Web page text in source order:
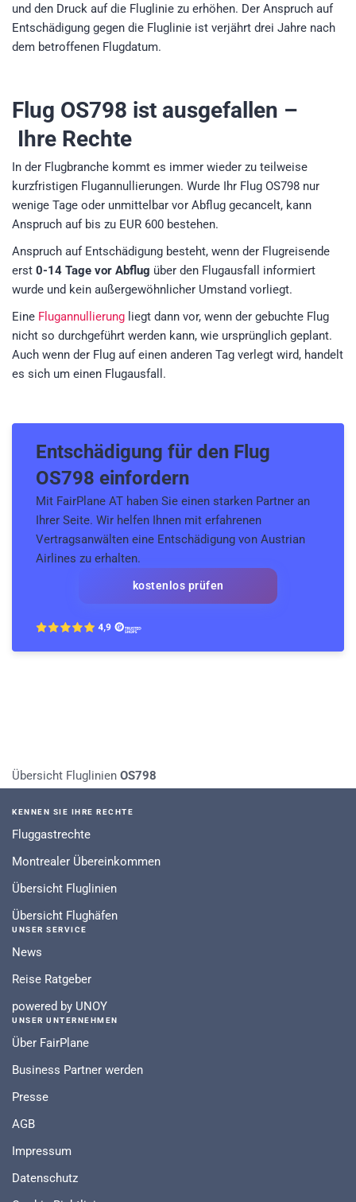
und den Druck auf die Fluglinie zu erhöhen. Der Anspruch auf
Entschädigung gegen die Fluglinie ist verjährt drei Jahre nach
dem betroffenen Flugdatum.
Flug OS798 ist ausgefallen –
Ihre Rechte
In der Flugbranche kommt es immer wieder zu teilweise
kurzfristigen Flugannullierungen. Wurde Ihr Flug OS798 nur
wenige Tage oder unmittelbar vor Abflug gecancelt, kann
Anspruch auf bis zu EUR 600 bestehen.
Anspruch auf Entschädigung besteht, wenn der Flugreisende
erst 0-14 Tage vor Abflug über den Flugausfall informiert
wurde und kein außergewöhnlicher Umstand vorliegt.
Eine Flugannullierung liegt dann vor, wenn der gebuchte Flug
nicht so durchgeführt werden kann, wie ursprünglich geplant.
Auch wenn der Flug auf einen anderen Tag verlegt wird, handelt
es sich um einen Flugausfall.
Entschädigung für den Flug
OS798 einfordern
Mit FairPlane AT haben Sie einen starken Partner an
Ihrer Seite. Wir helfen Ihnen mit erfahrenen
Vertragsanwälten eine Entschädigung von Austrian
Airlines zu erhalten.
kostenlos prüfen
Übersicht Fluglinien OS798
KENNEN SIE IHRE RECHTE
Fluggastrechte
Montrealer Übereinkommen
Übersicht Fluglinien
Übersicht Flughäfen
UNSER SERVICE
News
Reise Ratgeber
powered by UNOY
UNSER UNTERNEHMEN
Über FairPlane
Business Partner werden
Presse
AGB
Impressum
Datenschutz